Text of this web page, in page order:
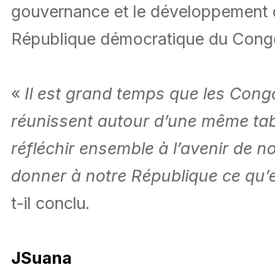
gouvernance et le développement
République démocratique du
« Il est grand temps que les
réunissent autour d’une même
réfléchir ensemble à l’avenir de
donner à notre République ce
t-il conclu.
JSuana